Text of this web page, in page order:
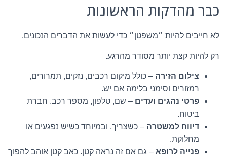
כבר מהדקות הראשונות
לא חייבים להיות ״משפטן״ כדי לעשות את הדברים הנכונים.
רק להיות קצת יותר מסודר מהרגע.
צילום הזירה – כולל מיקום רכבים, נזקים, תמרורים,
רמזורים וסימני בלימה אם יש.
פרטי נהגים ועדים – שם, טלפון, מספר רכב, חברת
ביטוח.
דיווח למשטרה – כשצריך, ובמיוחד כשיש נפגעים או
מחלוקת.
פנייה לרופא – גם אם זה נראה קטן. כאב קטן אוהב להפוך